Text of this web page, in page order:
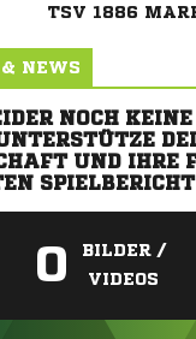
TSV 1886
NEWS
NOCH
UND IHRE
0
BILDER /
VIDEOS